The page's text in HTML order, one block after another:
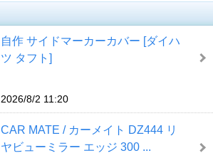
自作 サイドマーカーカバー [ダイハ
ツ タフト]
2026/8/2 11:20
CAR MATE / カーメイト DZ444 リ
ヤビューミラー エッジ 300 ...